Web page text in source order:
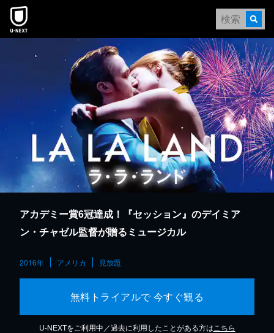
本文へスキップ
アカデミー賞6冠達成！『セッション』のデイミア
ン・チャゼル監督が贈るミュージカル
2016年 アメリカ 見放題
無料トライアルで 今すぐ観る
U-NEXTをご利用中／過去に利用したことがある方は こちら